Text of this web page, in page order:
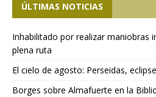
ÚLTIMAS NOTICIAS
Inhabilitado por realizar maniobras
plena ruta
El cielo de agosto: Perseidas,
Borges sobre Almafuerte en la